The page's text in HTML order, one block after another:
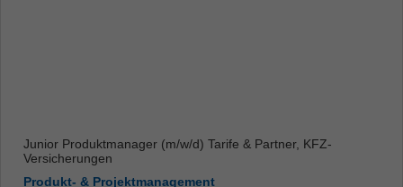
Junior Produktmanager (m/w/d) Tarife & Partner, KFZ-
Versicherungen
Produkt- & Projektmanagement